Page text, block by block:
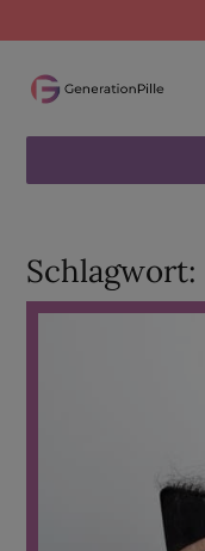
Schlagwort: